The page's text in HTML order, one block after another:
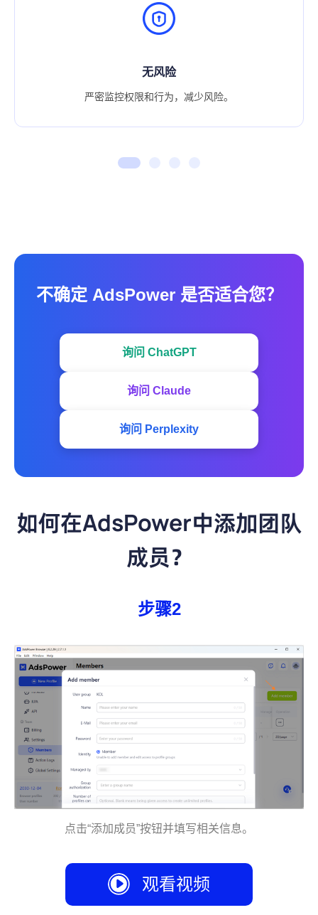
无风险
严密监控权限和行为，减少风险。
不确定 AdsPower 是否适合您？
询问 ChatGPT
询问 Claude
询问 Perplexity
如何在AdsPower中添加团队
成员？
步骤2
点击“添加成员”按钮并填写相关信息。
观看视频